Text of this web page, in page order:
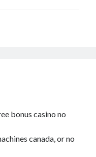
bonus casino no
canada, or no